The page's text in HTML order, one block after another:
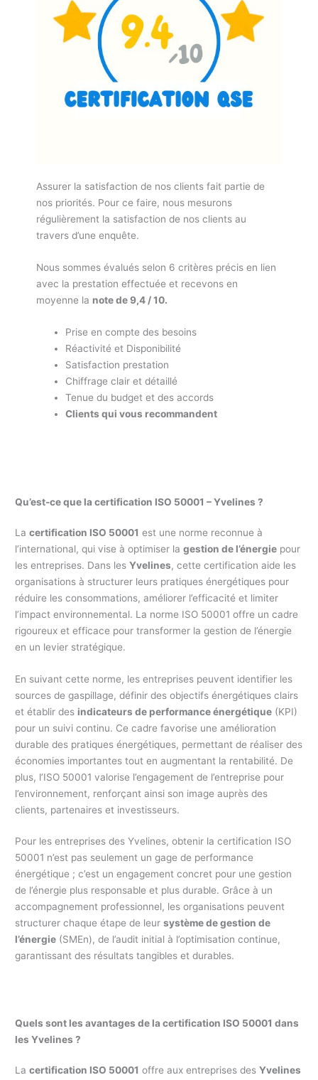
Assurer la satisfaction de nos clients fait partie de
nos priorités. Pour ce faire, nous mesurons
régulièrement la satisfaction de nos clients au
travers d’une enquête.
Nous sommes évalués selon 6 critères précis en lien
avec la prestation effectuée et recevons en
moyenne la note de 9,4 / 10.
Prise en compte des besoins
Réactivité et Disponibilité
Satisfaction prestation
Chiffrage clair et détaillé
Tenue du budget et des accords
Clients qui vous recommandent
Qu’est-ce que la certification ISO 50001 – Yvelines ?
Lacertification ISO 50001 est une norme reconnue à
l’international, qui vise à optimiser lagestion de l’énergie pour
les entreprises. Dans lesYvelines, cette certification aide les
organisations à structurer leurs pratiques énergétiques pour
réduire les consommations, améliorer l’efficacité et limiter
l’impact environnemental. La norme ISO 50001 offre un cadre
rigoureux et efficace pour transformer la gestion de l’énergie
en un levier stratégique.
En suivant cette norme, les entreprises peuvent identifier les
sources de gaspillage, définir des objectifs énergétiques clairs
et établir des indicateurs de performance énergétique (KPI)
pour un suivi continu. Ce cadre favorise une amélioration
durable des pratiques énergétiques, permettant de réaliser des
économies importantes tout en augmentant la rentabilité. De
plus, l’ISO 50001 valorise l’engagement de l’entreprise pour
l’environnement, renforçant ainsi son image auprès des
clients, partenaires et investisseurs.
Pour les entreprises des Yvelines, obtenir la certification ISO
50001 n’est pas seulement un gage de performance
énergétique ; c’est un engagement concret pour une gestion
de l’énergie plus responsable et plus durable. Grâce à un
accompagnement professionnel, les organisations peuvent
structurer chaque étape de leursystème de gestion de
l’énergie (SMEn), de l’audit initial à l’optimisation continue,
garantissant des résultats tangibles et durables.
Quels sont les avantages de la certification ISO 50001 dans
les Yvelines ?
Lacertification ISO 50001 offre aux entreprises desYvelines